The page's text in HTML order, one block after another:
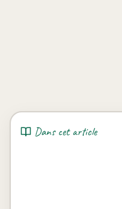
Dans cet article